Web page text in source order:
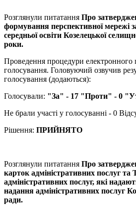
Розглянули питатання Про
формування перспективної мережі
середньої освіти Козелецької
роки.
Проведення процедури електронного
голосування. Головуючий озвучив
голосування (додаються):
Голосували: "За" - 17 "Проти" - 0
Не брали участі у голосуванні - 0
Рішення: ПРИЙНЯТО
Розглянули питатання Про
карток адміністративних послуг та
адміністративних послуг, які
надання адміністративних послуг
ради.